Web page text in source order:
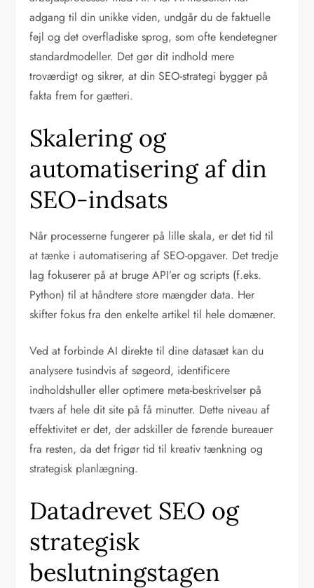
adgang til din unikke viden, undgår du de faktuelle
fejl og det overfladiske sprog, som ofte kendetegner
standardmodeller. Det gør dit indhold mere
troværdigt og sikrer, at din SEO-strategi bygger på
fakta frem for gætteri.
Skalering og
automatisering af din
SEO-indsats
Når processerne fungerer på lille skala, er det tid til
at tænke i automatisering af SEO-opgaver. Det tredje
lag fokuserer på at bruge API’er og scripts (f.eks.
Python) til at håndtere store mængder data. Her
skifter fokus fra den enkelte artikel til hele domæner.
Ved at forbinde AI direkte til dine datasæt kan du
analysere tusindvis af søgeord, identificere
indholdshuller eller optimere meta-beskrivelser på
tværs af hele dit site på få minutter. Dette niveau af
effektivitet er det, der adskiller de førende bureauer
fra resten, da det frigør tid til kreativ tænkning og
strategisk planlægning.
Datadrevet SEO og
strategisk
beslutningstagen